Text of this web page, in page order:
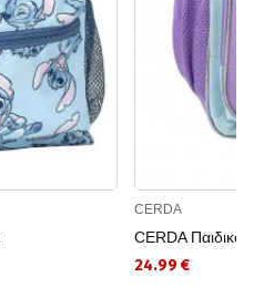
CERDA
CERDA Παιδικό
24.99 €